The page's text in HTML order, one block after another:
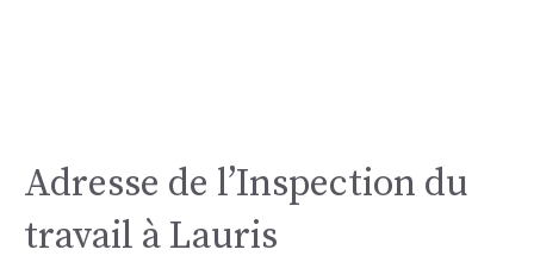
Adresse de l’Inspection du
travail à Lauris